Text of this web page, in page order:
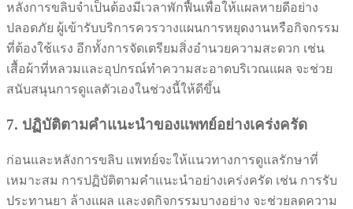
หลังการขลิบจำเป็นต้องมีเวลาพักฟื้นเพื่อให้แผลหายดีอย่าง
ปลอดภัย ผู้เข้ารับบริการควรวางแผนการหยุดงานหรือกิจกรรม
ที่ต้องใช้แรง อีกทั้งการจัดเตรียมสิ่งอำนวยความสะดวก เช่น
เสื้อผ้าที่หลวมและอุปกรณ์ทำความสะอาดบริเวณแผล จะช่วย
สนับสนุนการดูแลตัวเองในช่วงนี้ให้ดีขึ้น
7. ปฏิบัติตามคำแนะนำของแพทย์อย่างเคร่งครัด
ก่อนและหลังการขลิบ แพทย์จะให้แนวทางการดูแลรักษาที่
เหมาะสม การปฏิบัติตามคำแนะนำอย่างเคร่งครัด เช่น การรับ
ประทานยา ล้างแผล และงดกิจกรรมบางอย่าง จะช่วยลดความ